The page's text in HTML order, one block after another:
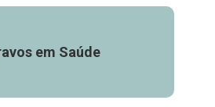
em Saúde